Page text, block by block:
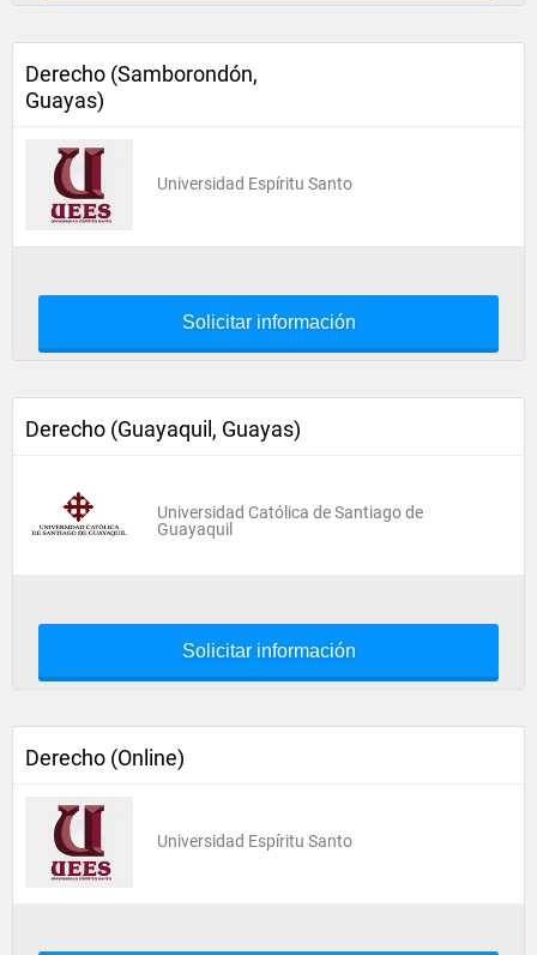
Derecho (Samborondón,
Guayas)
Universidad Espíritu Santo
Solicitar información
Derecho (Guayaquil, Guayas)
Universidad Católica de Santiago de
Guayaquil
Solicitar información
Derecho (Online)
Universidad Espíritu Santo